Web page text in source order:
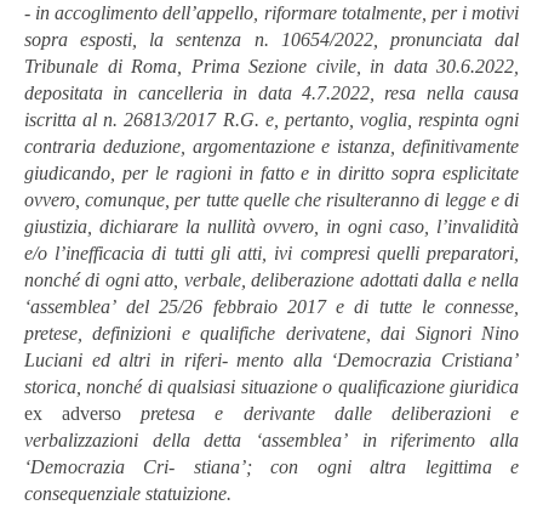
- in accoglimento dell’appello, riformare totalmente, per i motivi
sopra esposti, la sentenza n. 10654/2022, pronunciata dal
Tribunale di Roma, Prima Sezione civile, in data 30.6.2022,
depositata in cancelleria in data 4.7.2022, resa nella causa
iscritta al n. 26813/2017 R.G. e, pertanto, voglia, respinta ogni
contraria deduzione, argomentazione e istanza, definitivamente
giudicando, per le ragioni in fatto e in diritto sopra esplicitate
ovvero, comunque,per tutte quelle che risulteranno di legge e di
giustizia, dichiarare la nullità ovvero, in ogni caso,
l’invalidità
e/o l’inefficacia di tutti gli atti, ivi compresi quelli preparatori,
nonché di ogni atto, verbale, deliberazione adottati dalla e nella
‘assemblea’ del 25/26 febbraio 2017 e di tutte le connesse,
pretese,definizioni e qualifiche derivatene, dai Signori Nino
Luciani ed altri in riferi-mento alla ‘Democrazia Cristiana’
storica, nonché di qualsiasi situazione o qualificazione giuridica
ex adversopretesa e derivante dalle deliberazioni
e
verbalizzazioni
della detta ‘assemblea’ in riferimento
alla
‘Democrazia
Cri- stiana’; con ogni altra legittima
e
consequenziale statuizione.